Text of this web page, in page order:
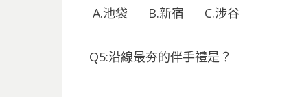
A.池袋 B.新宿 C.涉谷
Q5:沿線最夯的伴手禮是？